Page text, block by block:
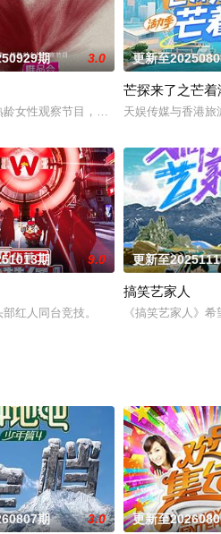
年味》第四季惊喜回归！春节韵味碰撞
期 3.0
女性观察节目，以不同生活状态下当代
更新至
芒探来了之芒着
天娱传媒与香港
间交流、中企海外发展等多维场景下的
期 9.0
红人同台竞技。
更新至
搞笑艺家人
《搞笑艺家人》
期 3.0 更新至